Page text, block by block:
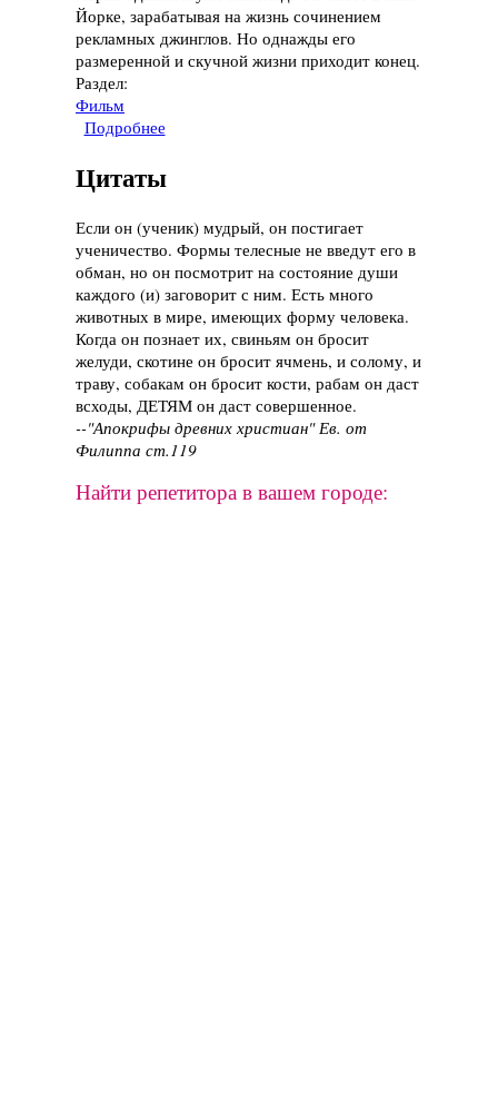
Йорке, зарабатывая на жизнь сочинением
рекламных джинглов. Но однажды его
размеренной и скучной жизни приходит конец.
Раздел:
Фильм
Подробнее
Цитаты
Если он (ученик) мудрый, он постигает
ученичество. Формы телесные не введут его в
обман, но он посмотрит на состояние души
каждого (и) заговорит с ним. Есть много
животных в мире, имеющих форму человека.
Когда он познает их, свиньям он бросит
желуди, скотине он бросит ячмень, и солому, и
траву, собакам он бросит кости, рабам он даст
всходы, ДЕТЯМ он даст совершенное.
--"Апокрифы древних христиан" Ев. от
Филиппа ст.119
Найти репетитора в вашем городе: